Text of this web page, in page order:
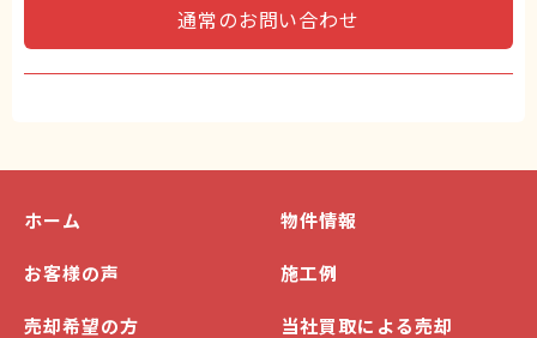
通常のお問い合わせ
ホーム 物件情報
お客様の声 施工例
売却希望の方 当社買取による売却